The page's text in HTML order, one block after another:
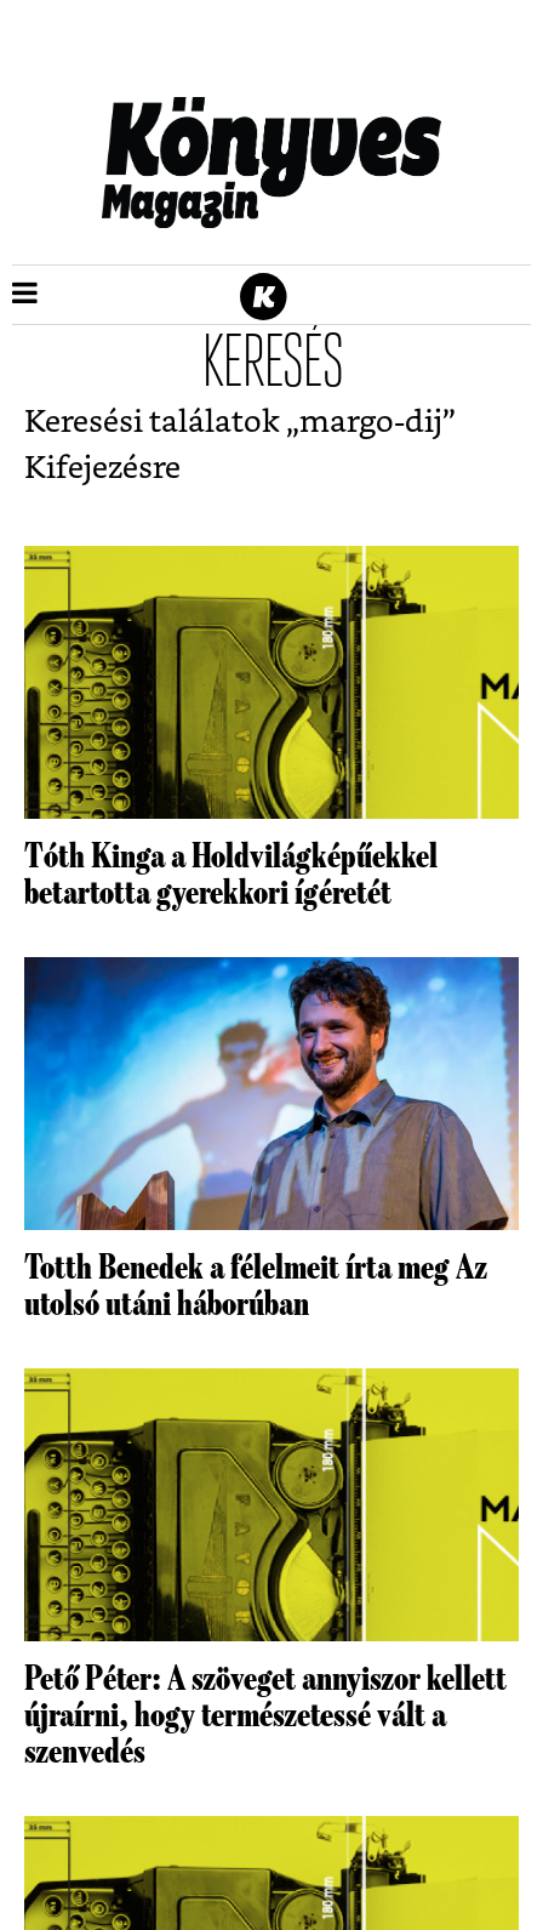
KERESÉS
Keresési találatok „margo-dij”
Kifejezésre
Tóth Kinga a Holdvilágképűekkel
betartotta gyerekkori ígéretét
Totth Benedek a félelmeit írta meg Az
utolsó utáni háborúban
Pető Péter: A szöveget annyiszor kellett
újraírni, hogy természetessé vált a
szenvedés